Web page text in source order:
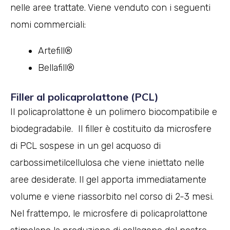
nelle aree trattate. Viene venduto con i seguenti
nomi commerciali:
Artefill®
Bellafill®
Filler al policaprolattone (PCL)
Il policaprolattone è un polimero biocompatibile e
biodegradabile. Il filler è costituito da microsfere
di PCL sospese in un gel acquoso di
carbossimetilcellulosa che viene iniettato nelle
aree desiderate. Il gel apporta immediatamente
volume e viene riassorbito nel corso di 2-3 mesi.
Nel frattempo, le microsfere di policaprolattone